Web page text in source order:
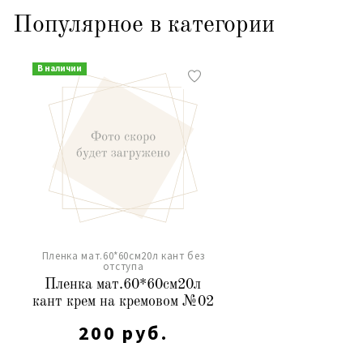
Популярное в категории
В наличии
Пленка мат.60*60см20л кант без
отступа
Пленка мат.60*60см20л
кант крем на кремовом №02
200 руб.